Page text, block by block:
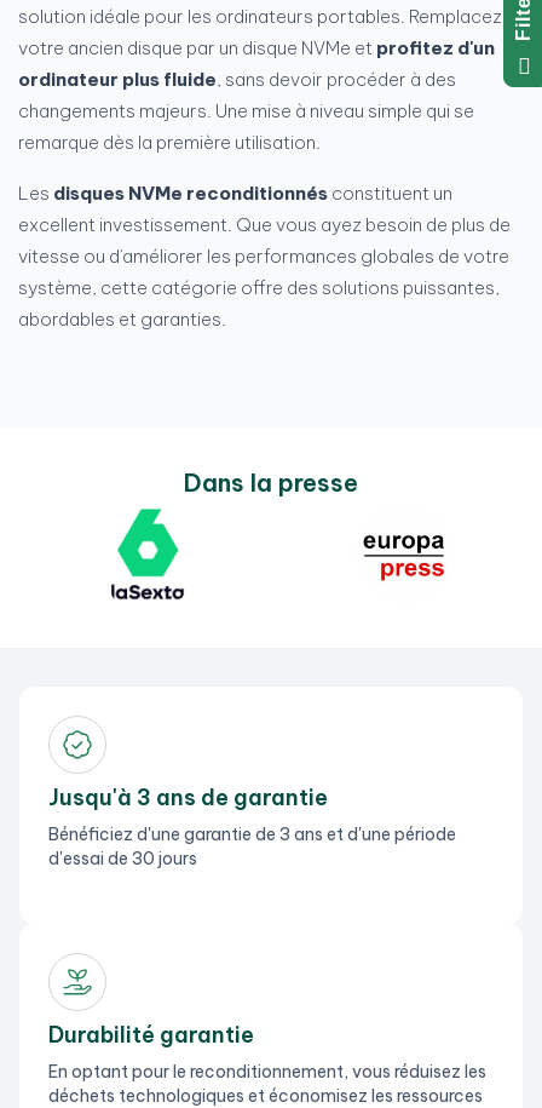
solution idéale pour les ordinateurs portables. Remplacez
votre ancien disque par un disque NVMe et profitez d'un
ordinateur plus fluide, sans devoir procéder à des
changements majeurs. Une mise à niveau simple qui se
remarque dès la première utilisation.
Les disques NVMe reconditionnés constituent un
excellent investissement. Que vous ayez besoin de plus de
vitesse ou d'améliorer les performances globales de votre
système, cette catégorie offre des solutions puissantes,
abordables et garanties.
Dans la presse
Jusqu'à 3 ans de garantie
Bénéficiez d'une garantie de 3 ans et d'une période
d'essai de 30 jours
Durabilité garantie
En optant pour le reconditionnement, vous réduisez les
déchets technologiques et économisez les ressources
R